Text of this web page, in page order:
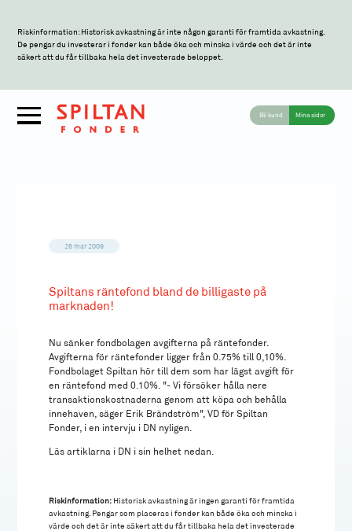
Riskinformation: Historisk avkastning är inte någon garanti för framtida avkastning.
De pengar du investerar i fonder kan både öka och minska i värde och det är inte
säkert att du får tillbaka hela det investerade beloppet.
Bli kund Mina sidor
26 mar 2009
Spiltans räntefond bland de billigaste på
marknaden!
Nu sänker fondbolagen avgifterna på räntefonder.
Avgifterna för räntefonder ligger från 0.75% till 0,10%.
Fondbolaget Spiltan hör till dem som har lägst avgift för
en räntefond med 0.10%. "- Vi försöker hålla nere
transaktionskostnaderna genom att köpa och behålla
innehaven, säger Erik Brändström", VD för Spiltan
Fonder, i en intervju i DN nyligen.
Läs artiklarna i DN i sin helhet nedan.
Riskinformation: Historisk avkastning är ingen garanti för framtida
avkastning. Pengar som placeras i fonder kan både öka och minska i
värde och det är inte säkert att du får tillbaka hela det investerade